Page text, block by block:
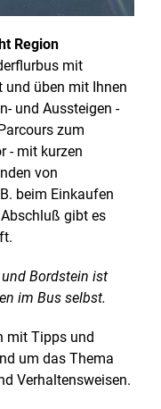
Region
mit
und üben mit Ihnen
und Aussteigen -
zum
- mit kurzen
von
beim Einkaufen
gibt es
Bordstein ist
im Bus selbst.
mit Tipps und
um das Thema
Verhaltensweisen.